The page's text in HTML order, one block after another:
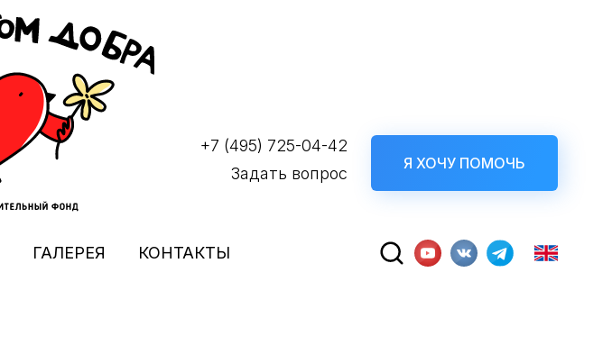
+7 (495) 725-04-42
Задать вопрос
Я ХОЧУ ПОМОЧЬ
ГАЛЕРЕЯ КОНТАКТЫ